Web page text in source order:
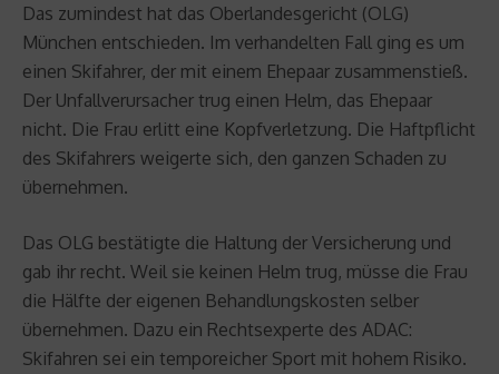
Das zumindest hat das Oberlandesgericht (OLG)
München entschieden. Im verhandelten Fall ging es um
einen Skifahrer, der mit einem Ehepaar zusammenstieß.
Der Unfallverursacher trug einen Helm, das Ehepaar
nicht. Die Frau erlitt eine Kopfverletzung. Die Haftpflicht
des Skifahrers weigerte sich, den ganzen Schaden zu
übernehmen.
Das OLG bestätigte die Haltung der Versicherung und
gab ihr recht. Weil sie keinen Helm trug, müsse die Frau
die Hälfte der eigenen Behandlungskosten selber
übernehmen. Dazu ein Rechtsexperte des ADAC:
Skifahren sei ein temporeicher Sport mit hohem Risiko.